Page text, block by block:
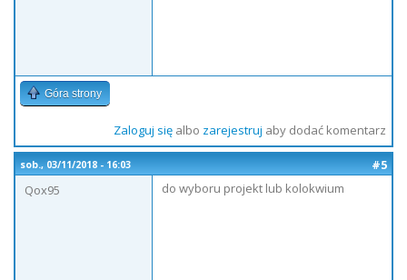
Góra strony
Zaloguj sięalbo zarejestruj aby dodać komentarz
sob., 03/11/2018 - 16:03
#5
Qox95
do wyboru projekt lub kolokwium